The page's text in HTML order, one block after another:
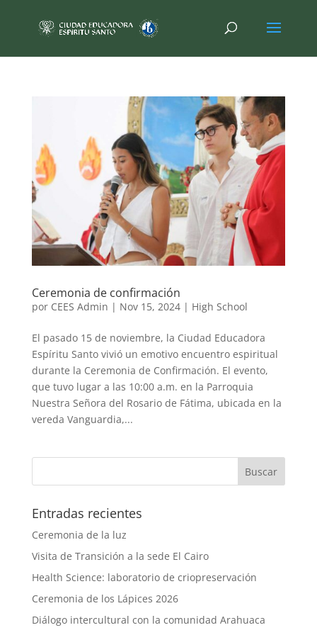
Ceremonia de confirmación
por CEES Admin | Nov 15, 2024| High School
El pasado 15 de noviembre, la Ciudad Educadora
Espíritu Santo vivió un emotivo encuentro espiritual
durante la Ceremonia de Confirmación. El evento,
que tuvo lugar a las 10:00 a.m. en la Parroquia
Nuestra Señora del Rosario de Fátima, ubicada en la
vereda Vanguardia,...
Entradas recientes
Ceremonia de la luz
Visita de Transición a la sede El Cairo
Health Science: laboratorio de criopreservación
Ceremonia de los Lápices 2026
Diálogo intercultural con la comunidad Arahuaca